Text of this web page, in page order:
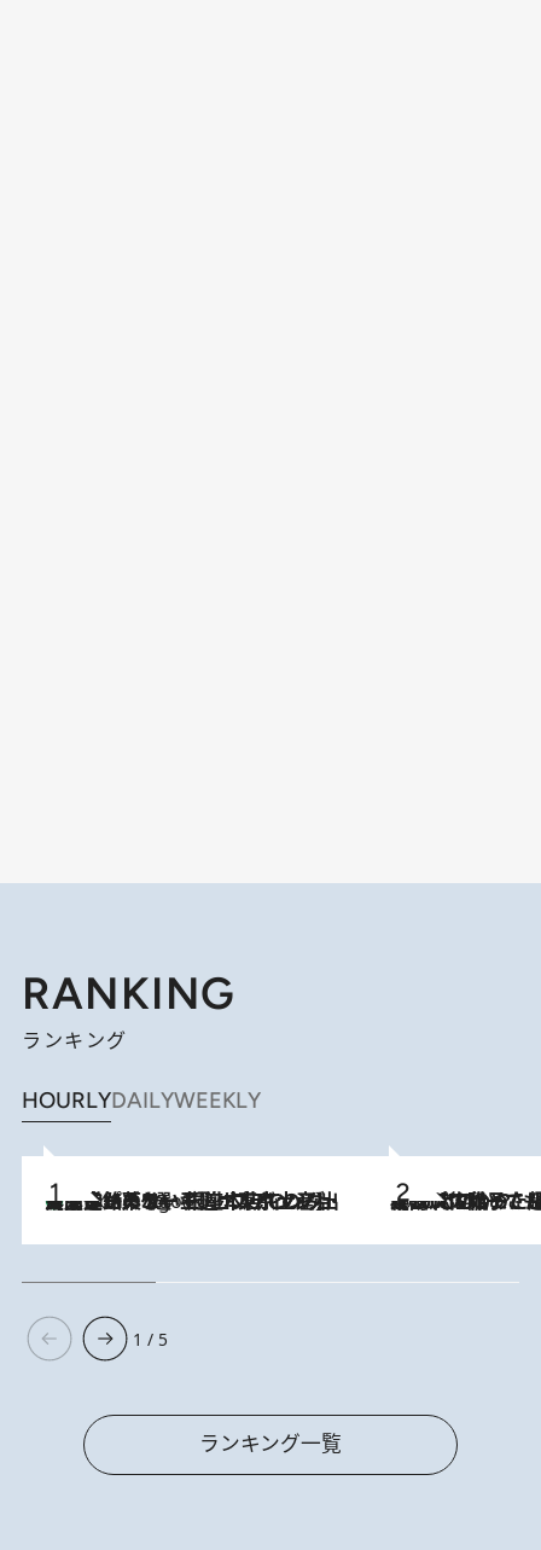
RANKING
ランキング
HOURLYDAILYWEEKLY
4 Hours Ago
【間違いのない王道・東京土産】資生堂パーラー 銀座本店でのみ出会える銘菓5選《極上プディング・濃厚チーズケーキ・ボンボンショコラほか》 2026.8.5
【阿川佐和子さんの年とる力】なぜ70代で始めた趣味は“こんなに楽しい”のか？ ピアノ、俳句…スランプに陥っても続けられる“ある秘訣”とは
1 / 5
ランキング一覧